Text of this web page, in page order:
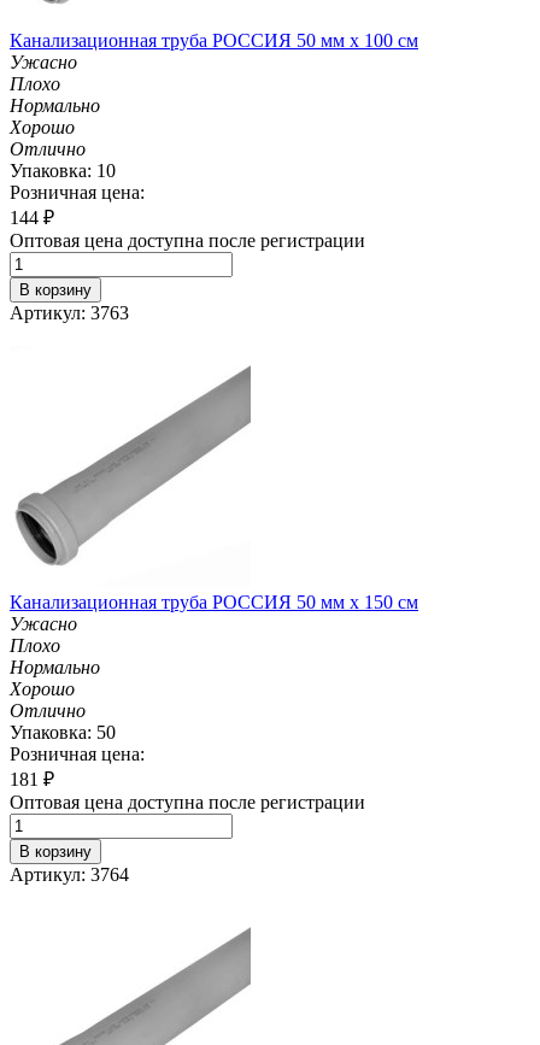
Канализационная труба РОССИЯ 50 мм х 100 см
Ужасно
Плохо
Нормально
Хорошо
Отлично
Упаковка: 10
Розничная цена:
144 ₽
Оптовая цена доступна после регистрации
В корзину
Артикул: 3763
Канализационная труба РОССИЯ 50 мм х 150 см
Ужасно
Плохо
Нормально
Хорошо
Отлично
Упаковка: 50
Розничная цена:
181 ₽
Оптовая цена доступна после регистрации
В корзину
Артикул: 3764